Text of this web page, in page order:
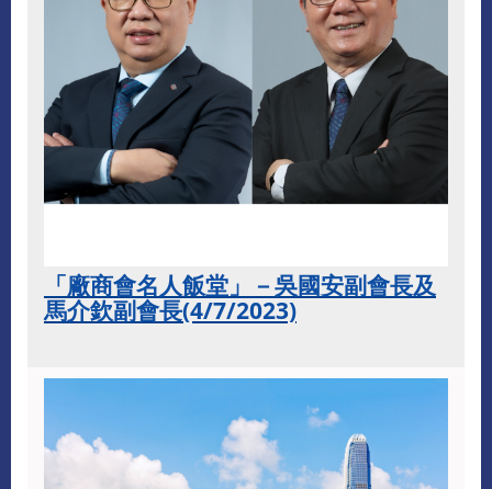
「廠商會名人飯堂」－吳國安副會長及
馬介欽副會長(4/7/2023)